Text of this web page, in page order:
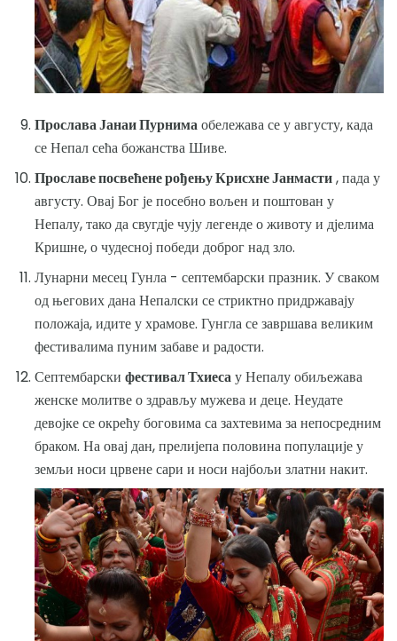
Прослава Јанаи Пурнимаобележава се у августу, када
се Непал сећа божанства Шиве.
Прославе посвећене рођењу Крисхне Јанмасти, пада у
августу. Овај Бог је посебно вољен и поштован у
Непалу, тако да свугдје чују легенде о животу и дјелима
Кришне, о чудесној победи доброг над зло.
Лунарни месец Гунла - септембарски празник. У сваком
од његових дана Непалски се стриктно придржавају
положаја, идите у храмове. Гунгла се завршава великим
фестивалима пуним забаве и радости.
Септембарски фестивал Тхиесау Непалу обиљежава
женске молитве о здрављу мужева и деце. Неудате
девојке се окрећу боговима са захтевима за непосредним
браком. На овај дан, прелијепа половина популације у
земљи носи црвене сари и носи најбољи златни накит.